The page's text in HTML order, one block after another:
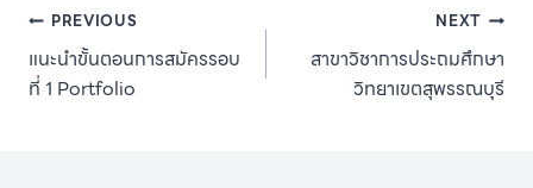
Post
navigation
PREVIOUS
แนะนำขั้นตอนการสมัครรอบ
ที่ 1 Portfolio
NEXT
สาขาวิชาการประถมศึกษา
วิทยาเขตสุพรรณบุรี